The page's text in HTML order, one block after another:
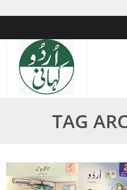
content